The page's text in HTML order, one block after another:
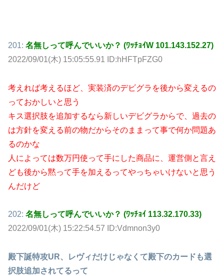
201: 名無しって呼んでいいか？ (ﾜｯﾁｮｲW 101.143.152.27)
2022/09/01(木) 15:05:55.91 ID:hHFTpFZG0
考えれば考えるほど、実装済のデビグラを後から変えるの
っておかしいと思う
キス選択肢を追加するなら新しいデビグラからで、過去の
は方針を変える前の物だからそのままって事で何か問題あ
るのかな
人によっては数万円使って手にした商品に、運営側と言え
ども後から黙って手を加えるってやっちゃいけないと思う
んだけど
202: 名無しって呼んでいいか？ (ﾜｯﾁｮｲ 113.32.170.33)
2022/09/01(木) 15:22:54.57 ID:Vdmnon3y0
殿下誕特攻UR、レヴィだけじゃなくて殿下のカードも選
択肢追加されてるって